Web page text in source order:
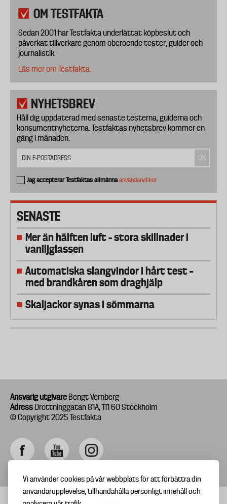
Vi använder cookies på vår webbplats för att förbättra din
användarupplevelse, tillhandahålla personligt innehåll och
OM TESTFAKTA
Sedan 2001 har Testfakta underlättat köpbeslut och
påverkat tillverkare genom oberoende tester, guider och
journalistik.
Läs mer om Testfakta.
NYHETSBREV
Håll dig uppdaterad med senaste testerna, guiderna och
konsumentnyheterna. Testfaktas nyhetsbrev kommer en
gång i månaden.
Jag accepterar Testfaktas allmännaanvändarvillkor
SENASTE
Mer än hälften luft – stora skillnader i
vaniljglassen
Automatiska slangvindor i hårt test –
med brandkåren som draghjälp
Skaljackor synas i sömmarna
Ansvarig utgivare Bengt Vernberg
Adress Drottninggatan 81A, 111 60 Stockholm
© Copyright 2025 Testfakta